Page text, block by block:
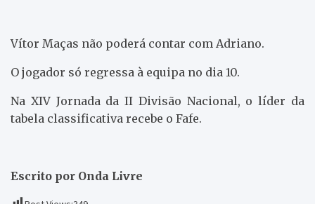
Vítor Maças não poderá contar com Adriano.
O jogador só regressa à equipa no dia 10.
Na XIV Jornada da II Divisão Nacional, o líder da
tabela classificativa recebe o Fafe.
Escrito por Onda Livre